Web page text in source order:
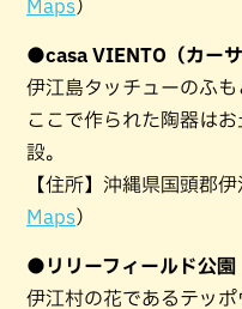
Maps）
●casa VIENTO（カーサ
伊江島タッチューのふも
ここで作られた陶器は
設。
【住所】沖縄県国頭郡
Maps）
●リリーフィールド公園
伊江村の花であるテッ